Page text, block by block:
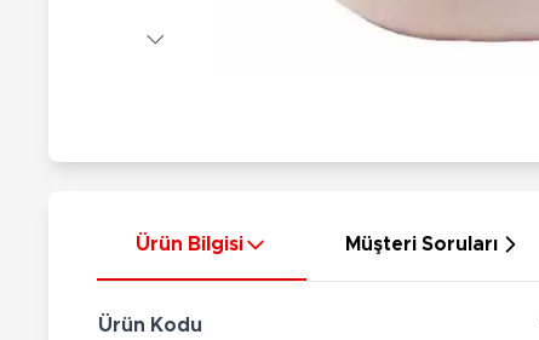
Ürün Bilgisi Müşteri Soruları
Ürün Kodu